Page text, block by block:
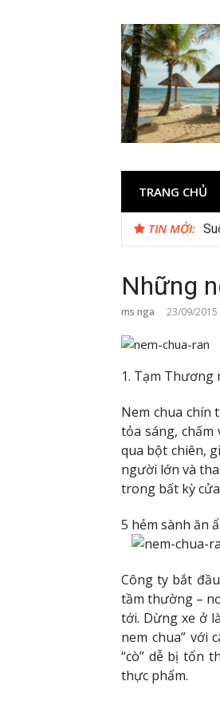
TRANG CHỦ
TIN MỚI:
Những
ms nga 23/09/2015
1. Tạm Thương
Nem chua chín
tỏa sáng,
qua bột chiên,
người lớn và
trong bất kỳ
5 hẻm sành ăn
Công ty bắt
tầm thường –
tới. Dừng xe ở
nem chua” với
“cò” dễ bị tổn
thực phẩm.